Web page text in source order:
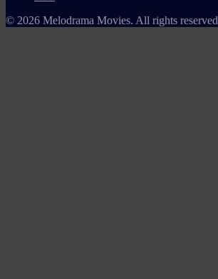
© 2026 Melodrama Movies. All rights reserved